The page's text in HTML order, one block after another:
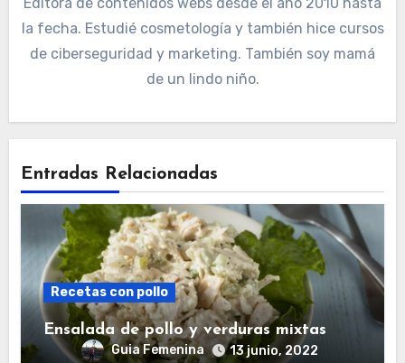
Editora de contenidos webs desde el año 2010 hasta
la fecha. Estudié cosmetología y también hice cursos
de ciberseguridad y marketing. También soy mamá
de un lindo niño.
Entradas Relacionadas
Recetas con pollo
Ensalada de pollo y verduras mixtas
Guia Femenina 13 junio, 2022